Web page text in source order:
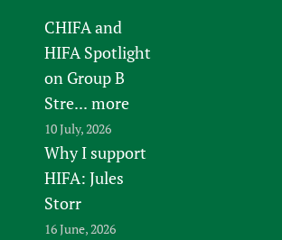
CHIFA and
HIFA Spotlight
on Group B
Stre... more
10 July, 2026
Why I support
HIFA: Jules
Storr
16 June, 2026